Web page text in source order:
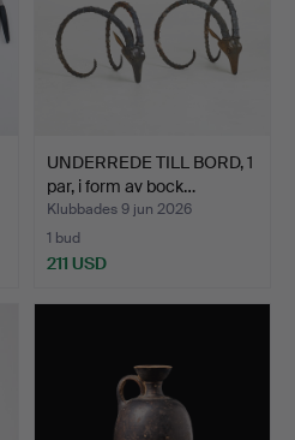
UNDERREDE TILL BORD, 1
par, i form av bock…
Klubbades 9 jun 2026
1 bud
211 USD